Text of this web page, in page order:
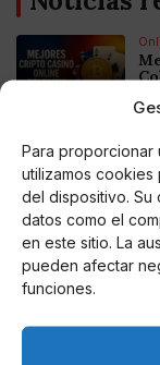
Para proporcionar
utilizamos cookies
del dispositivo. Su
datos como el
en este sitio. La
pueden afectar
funciones.